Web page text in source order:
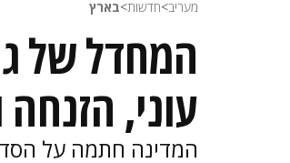
מעריב>חדשות>בארץ
המחדל של
עוני,
המדינה חתמה על